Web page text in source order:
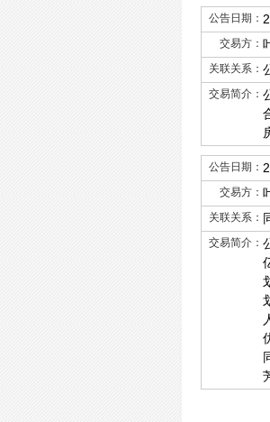
公告日期：
交易方：
关联关系：
交易简介：
公告日期：
交易方：
关联关系：
交易简介：